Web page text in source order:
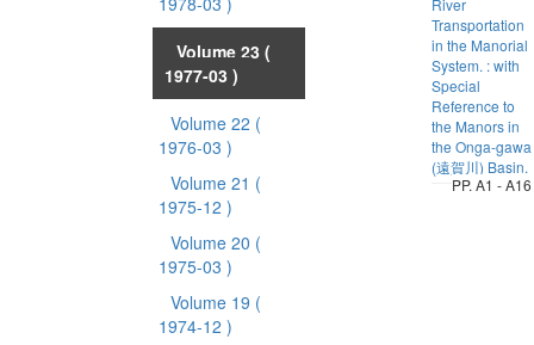
Volume 23 (
1977-03 )
Volume 22 (
1976-03 )
Volume 21 (
1975-12 )
Volume 20 (
1975-03 )
Volume 19 (
1974-12 )
River
Transportation
in the Manorial
System. : with
Special
Reference to
the Manors in
the Onga-gawa
(遠賀川) Basin.
PP. A1 - A16